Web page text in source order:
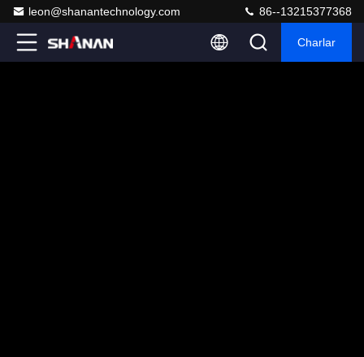
leon@shanantechnology.com 86--13215377368
Charlar